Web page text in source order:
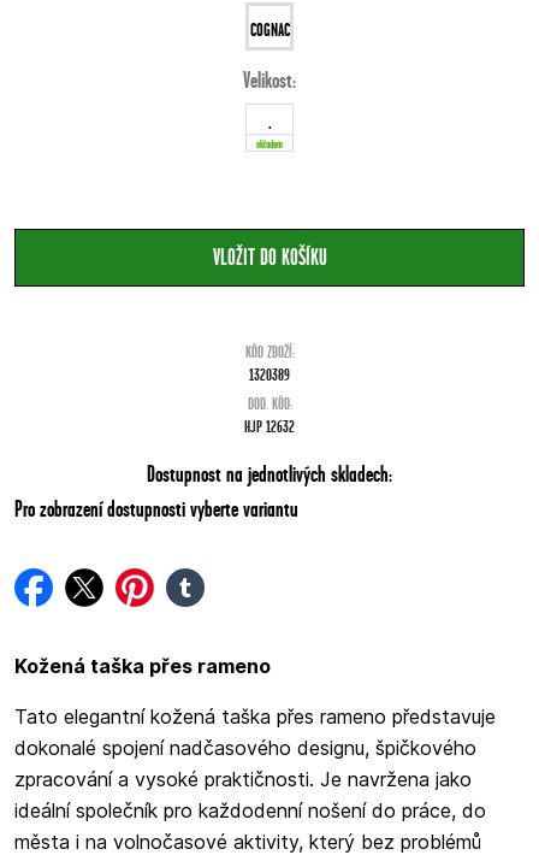
COGNAC
Velikost:
.
skladem
KÓD ZBOŽÍ:
1320389
DOD. KÓD:
HJP 12632
Dostupnost na jednotlivých skladech:
Pro zobrazení dostupnosti vyberte variantu
facebook
twitterpinterest
tumblr
Kožená taška přes rameno
Tato elegantní kožená taška přes rameno představuje
dokonalé spojení nadčasového designu, špičkového
zpracování a vysoké praktičnosti. Je navržena jako
ideální společník pro každodenní nošení do práce, do
města i na volnočasové aktivity, který bez problémů